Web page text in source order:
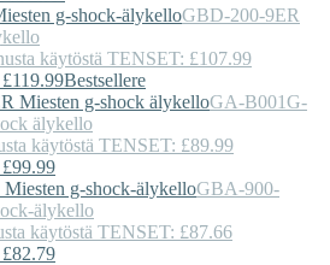
GBD-200-9ER
käytöstä TENSET: £107.99
Bestsellere
GA-B001G-
älykello
käytöstä TENSET: £89.99
GBA-900-
älykello
käytöstä TENSET: £87.66